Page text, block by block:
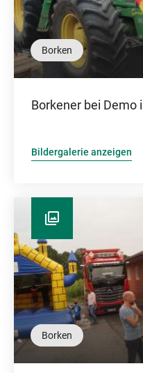
Borken
Borkener bei Demo
Bildergalerie anzeigen
Borken